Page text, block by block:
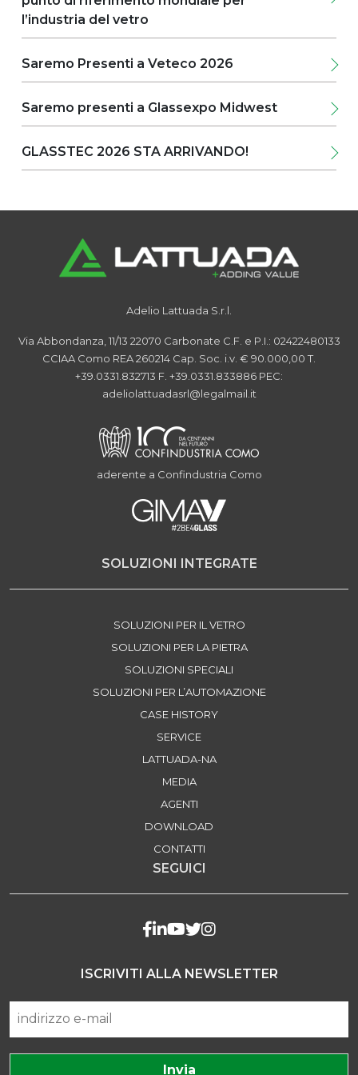
che
| Location lA-12 Vieni a scoprire le nostre
l’industria del vetro
Saremo Presenti a Veteco 2026
Saremo presenti a Glassexpo Midwest
GLASSTEC 2026 STA ARRIVANDO!
Adelio Lattuada S.r.l.
Via Abbondanza, 11/13 22070 Carbonate C.F. e P.I.: 02422480133
CCIAA Como REA 260214 Cap. Soc. i.v. € 90.000,00 T.
+39.0331.832713 F. +39.0331.833886 PEC:
adeliolattuadasrl@legalmail.it
aderente a Confindustria Como
SOLUZIONI INTEGRATE
SOLUZIONI PER IL VETRO
SOLUZIONI PER LA PIETRA
SOLUZIONI SPECIALI
SOLUZIONI PER L’AUTOMAZIONE
CASE HISTORY
SERVICE
LATTUADA-NA
MEDIA
AGENTI
DOWNLOAD
CONTATTI
SEGUICI
ISCRIVITI ALLA NEWSLETTER